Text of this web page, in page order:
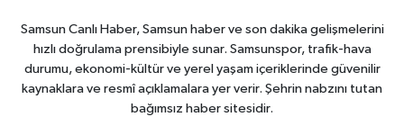
Samsun Canlı Haber, Samsun haber ve son dakika gelişmelerini
hızlı doğrulama prensibiyle sunar. Samsunspor, trafik-hava
durumu, ekonomi-kültür ve yerel yaşam içeriklerinde güvenilir
kaynaklara ve resmî açıklamalara yer verir. Şehrin nabzını tutan
bağımsız haber sitesidir.